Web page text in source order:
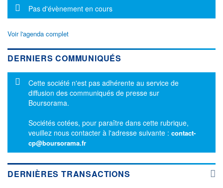
Message d'information
Pas d'évènement en cours
Voir l'agenda complet
DERNIERS COMMUNIQUÉS
Message d'information
Cette société n'est pas adhérente au service de
diffusion des communiqués de presse sur
Boursorama.
Sociétés cotées, pour paraître dans cette rubrique,
veuillez nous contacter à l'adresse suivante : contact-
cp@boursorama.fr
DERNIÈRES TRANSACTIONS